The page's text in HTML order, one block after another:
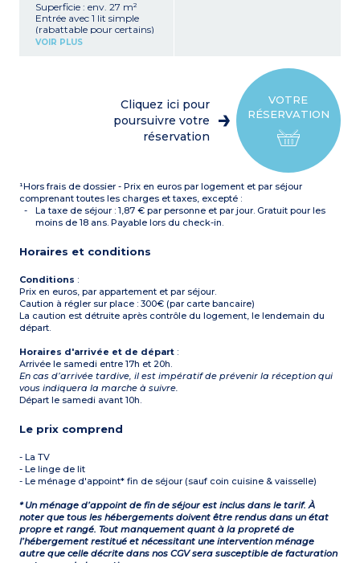
cuisson, micro-ondes, lave-
vaisselle, cafetière
électrique, bouilloire)
Salle de bain, WC
Superficie : env. 27 m²
Entrée avec 1 lit simple
(rabattable pour certains)
Séjour avec 2 lits gigognes
Chambre avec 1 lit double
VOIR PLUS
VOTRE
RÉSERVATION
Cliquez ici pour
poursuivre votre
réservation
¹Hors frais de dossier - Prix en euros par logement et par séjour
comprenant toutes les charges et taxes, excepté :
La taxe de séjour : 1,87 € par personne et par jour. Gratuit pour les
moins de 18 ans. Payable lors du check-in.
Horaires et conditions
Conditions :
Prix en euros, par appartement et par séjour.
Caution à régler sur place : 300€ (par carte bancaire)
La caution est détruite après contrôle du logement, le lendemain du
départ.
Horaires d'arrivée et de départ :
Arrivée le samedi entre 17h et 20h.
En cas d’arrivée tardive, il est impératif de prévenir la réception qui
vous indiquera la marche à suivre.
Départ le samedi avant 10h.
Le prix comprend
- La TV
- Le linge de lit
- Le ménage d'appoint* fin de séjour (sauf coin cuisine & vaisselle)
* Un ménage d’appoint de fin de séjour est inclus dans le tarif. À
noter que tous les hébergements doivent être rendus dans un état
propre et rangé. Tout manquement quant à la propreté de
l’hébergement restitué et nécessitant une intervention ménage
autre que celle décrite dans nos CGV sera susceptible de facturation